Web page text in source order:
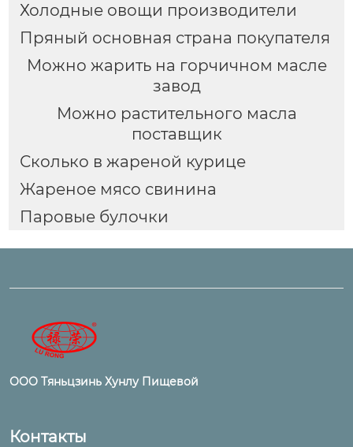
Холодные овощи производители
Пряный основная страна покупателя
Можно жарить на горчичном масле
завод
Можно растительного масла
поставщик
Сколько в жареной курице
Жареное мясо свинина
Паровые булочки
ООО Тяньцзинь Хунлу Пищевой
Контакты